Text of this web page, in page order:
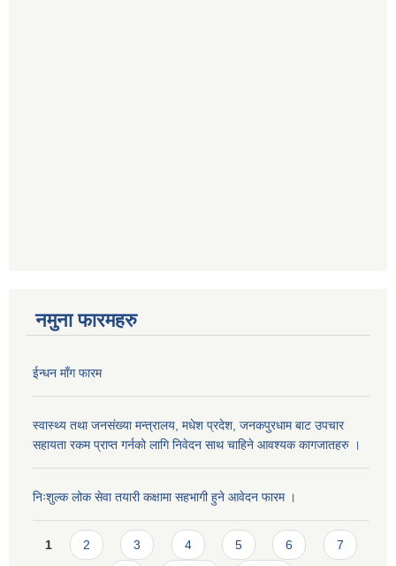
नमुना फारमहरु
ईन्धन माँग फारम
स्वास्थ्य तथा जनसंख्या मन्त्रालय, मधेश प्रदेश, जनकपुरधाम बाट उपचार
सहायता रकम प्राप्त गर्नको लागि निवेदन साथ चाहिने आवश्यक कागजातहरु ।
निःशुल्क लोक सेवा तयारी कक्षामा सहभागी हुने आवेदन फारम ।
Pages
1 2 3 4 5 6 7